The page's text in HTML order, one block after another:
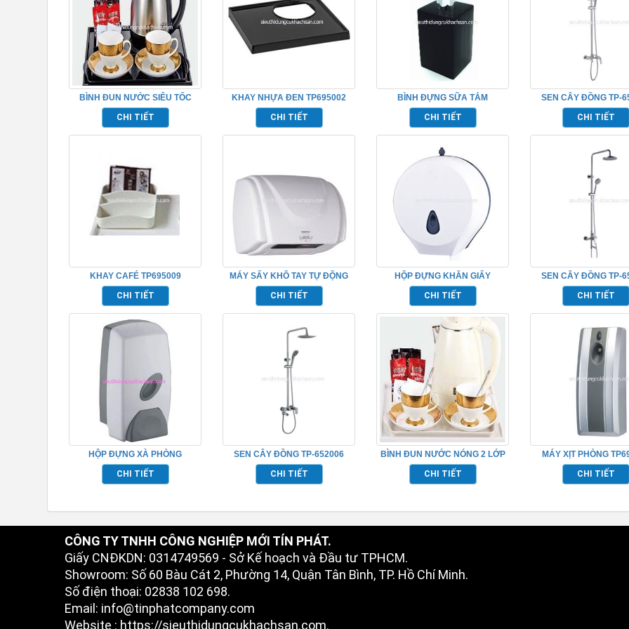
BÌNH ĐUN NƯỚC SIÊU TỐC
TP695001
CHI TIẾT
KHAY NHỰA ĐEN TP695002
CHI TIẾT
BÌNH ĐỰNG SỮA TẮM
TP695153
CHI TIẾT
SEN CÂY ĐỒNG TP-
CHI TIẾT
KHAY CAFÉ TP695009
CHI TIẾT
MÁY SẤY KHÔ TAY TỰ ĐỘNG
TRONG PHÒNG TẮM TP695161
CHI TIẾT
HỘP ĐỰNG KHĂN GIẤY
TP695155
CHI TIẾT
SEN CÂY ĐỒNG TP-
CHI TIẾT
HỘP ĐỰNG XÀ PHÒNG
TP526080
CHI TIẾT
SEN CÂY ĐỒNG TP-652006
CHI TIẾT
BÌNH ĐUN NƯỚC NÓNG 2 LỚP
TP695006
CHI TIẾT
MÁY XỊT PHÒNG
CHI TIẾT
CÔNG TY TNHH CÔNG NGHIỆP MỚI TÍN PHÁT.
Giấy CNĐKDN: 0314749569 - Sở Kế hoạch và Đầu tư TPHCM.
Showroom: Số 60 Bàu Cát 2, Phường 14, Quận Tân Bình, TP. Hồ Chí Minh.
Số điện thoại: 02838 102 698.
Email: info@tinphatcompany.com
Website : https://sieuthidungcukhachsan.com.